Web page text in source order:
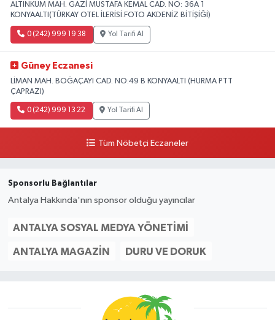
ALTINKUM MAH. GAZİ MUSTAFA KEMAL CAD. NO: 36A 1
KONYAALTI(TÜRKAY OTEL İLERİSİ.FOTO AKDENİZ BİTİŞİĞİ)
0 (242) 999 19 38 Yol Tarifi Al
Güney Eczanesi
LİMAN MAH. BOĞAÇAYI CAD. NO:49 B KONYAALTI (HURMA PTT
ÇAPRAZI)
0 (242) 999 13 22 Yol Tarifi Al
Tüm Nöbetçi Eczaneler
Sponsorlu Bağlantılar
Antalya Hakkında'nın sponsor olduğu yayıncılar
ANTALYA SOSYAL MEDYA YÖNETIMI
ANTALYA MAGAZIN DURU VE DORUK